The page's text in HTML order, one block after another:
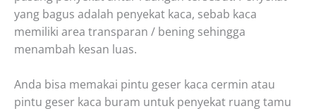
yang bagus adalah penyekat kaca, sebab kaca
memiliki area transparan / bening sehingga
menambah kesan luas.
Anda bisa memakai pintu geser kaca cermin atau
pintu geser kaca buram untuk penyekat ruang tamu